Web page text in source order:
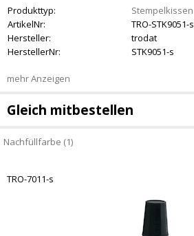
Produkttyp:
Stempelkissen
ArtikelNr:
TRO-STK9051-s
Hersteller:
trodat
HerstellerNr:
STK9051-s
mehr Anzeigen
Gleich mitbestellen
Nachfüllfarbe (1)
TRO-7011-s